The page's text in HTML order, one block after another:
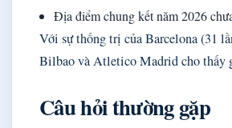
Địa điểm chung kết năm 2026
Với sự thống trị của Barcelona (31
Bilbao và Atletico Madrid cho thấy
Câu hỏi thường gặp